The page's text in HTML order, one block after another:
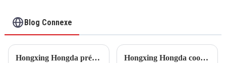
thermique
Blog Connexe
Hongxing Hongda prévoit d'investir 1,6 milliard de yuans pour construire une nouvelle usine de production d'émulsion d'une capacité de production de 510 000 tonnes par an. Hongxing Hongda coopère avec Keshun Waterproof Technology Co., Ltd pour apporter un nouvel avenir à l'industrie